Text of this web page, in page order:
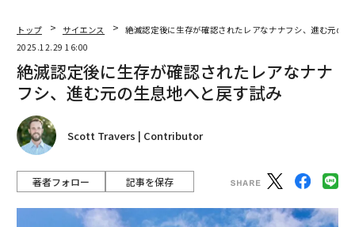
トップ サイエンス
絶滅認定後に生存が確認されたレアなナナフシ、進む元の
2025.12.29 16:00
絶滅認定後に生存が確認されたレアなナナ
フシ、進む元の生息地へと戻す試み
Scott Travers | Contributor
著者フォロー 記事を保存